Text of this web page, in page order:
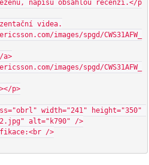
napíšu obsáhlou recenzi.</p
videa.
images/spgd/CWS31AFW_
a>
images/spgd/CWS31AFW_
p>
alt="k790" />